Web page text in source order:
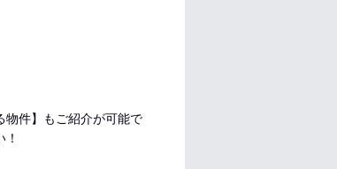
物件】もご紹介が可能で